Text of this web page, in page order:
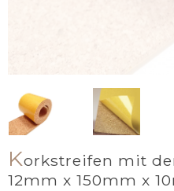
Korkstreifen mit
12mm x 150mm x